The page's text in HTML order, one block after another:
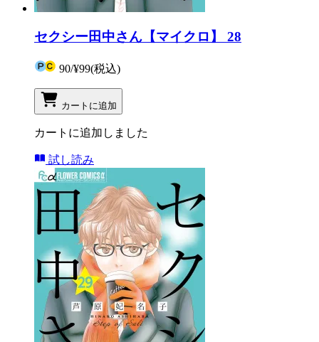
セクシー田中さん【マイクロ】 28
90/¥99(税込)
カートに追加
カートに追加しました
試し読み